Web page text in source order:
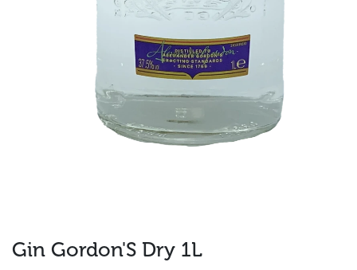
Gin Gordon'S Dry 1L